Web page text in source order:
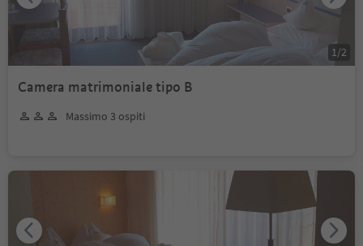
Camera matrimoniale tipo B
Massimo 3 ospiti
1 /2